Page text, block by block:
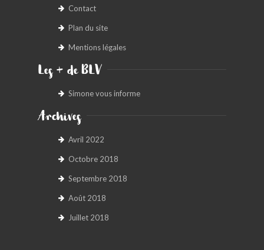
COMMENT FONCTIONNE BLV ?
Contact
Plan du site
Mentions légales
Les + de BLV
Simone vous informe
Archives
Avril 2022
Octobre 2018
Septembre 2018
Août 2018
Juillet 2018